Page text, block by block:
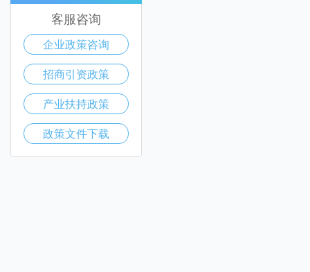
客服咨询
企业政策咨询
招商引资政策
产业扶持政策
政策文件下载